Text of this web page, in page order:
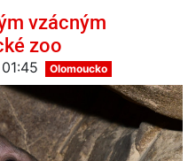
vzácným
zoo
Olomoucko